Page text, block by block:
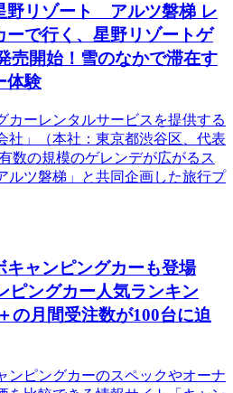
野リゾート アルツ磐梯 レ
ーで行く、星野リゾートゲ
売開始！雪のなかで滞在す
体験
カーレンタルサービスを提供する
社」（本社：東京都渋谷区、代表
数の規模のゲレンデが広がるス
ツ磐梯」と共同企画した旅行プ
キャンピングカーも登場
ピングカー人気ランキン
の月間受注数が100台に迫
ンピングカーのスペックやオーナ